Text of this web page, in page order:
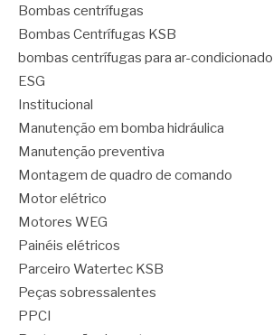
Bombas centrífugas
Bombas Centrífugas KSB
bombas centrífugas para ar-condicionado
ESG
Institucional
Manutenção em bomba hidráulica
Manutenção preventiva
Montagem de quadro de comando
Motor elétrico
Motores WEG
Painéis elétricos
Parceiro Watertec KSB
Peças sobressalentes
PPCI